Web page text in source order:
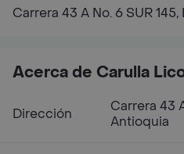
Carrera 43 A No. 6 SUR
Acerca de Carulla
Dirección
Carrera 43
Antioquia